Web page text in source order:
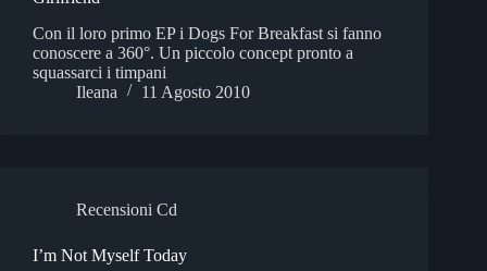
Con il loro primo EP i Dogs For Breakfast si fanno
conoscere a 360°. Un piccolo concept pronto a
squassarci i timpani
Ileana
11 Agosto 2010
Recensioni Cd
I’m Not Myself Today